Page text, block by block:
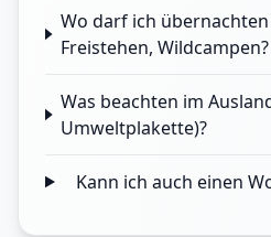
Wo darf ich übernachten
Freistehen, Wildcampen?
Was beachten im
Umweltplakette)?
Kann ich auch einen